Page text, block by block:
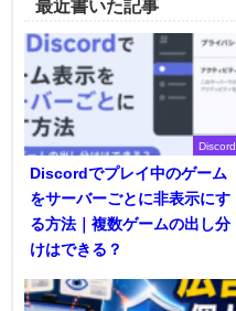
最近書いた記事
Discord
Discordでプレイ中のゲーム
をサーバーごとに非表示にす
る方法｜複数ゲームの出し分
けはできる？